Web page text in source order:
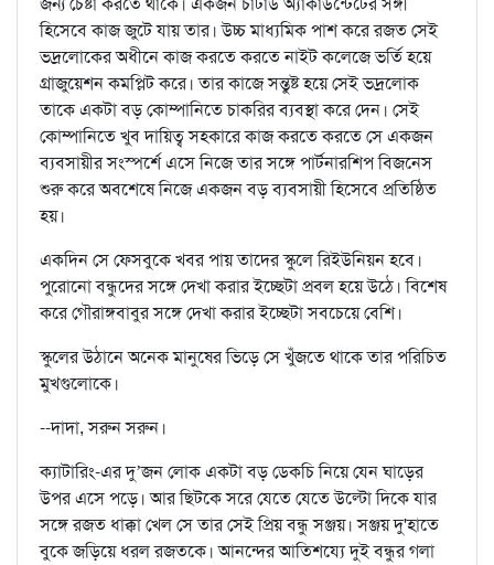
হিসেবে কাজ জুটে যায় তার। উচ্চ মাধ্যমিক পাশ করে রজত সেই
ভদ্রলোকের অধীনে কাজ করতে করতে নাইট কলেজে ভর্তি হয়ে
গ্রাজুয়েশন কমপ্লিট করে। তার কাজে সন্তুষ্ট হয়ে সেই ভদ্রলোক
তাকে একটা বড় কোম্পানিতে চাকরির ব্যবস্থা করে দেন। সেই
কোম্পানিতে খুব দায়িত্ব সহকারে কাজ করতে করতে সে একজন
ব্যবসায়ীর সংস্পর্শে এসে নিজে তার সঙ্গে পার্টনারশিপ বিজনেস
শুরু করে অবশেষে নিজে একজন বড় ব্যবসায়ী হিসেবে প্রতিষ্ঠিত
হয়।
একদিন সে ফেসবুকে খবর পায় তাদের স্কুলে রিইউনিয়ন হবে।
পুরোনো বন্ধুদের সঙ্গে দেখা করার ইচ্ছেটা প্রবল হয়ে উঠে। বিশেষ
করে গৌরাঙ্গবাবুর সঙ্গে দেখা করার ইচ্ছেটা সবচেয়ে বেশি।
স্কুলের উঠানে অনেক মানুষের ভিড়ে সে খুঁজতে থাকে তার পরিচিত
মুখগুলোকে।
--দাদা, সরুন সরুন।
ক্যাটারিং-এর দু’জন লোক একটা বড় ডেকচি নিয়ে যেন ঘাড়ের
উপর এসে পড়ে। আর ছিটকে সরে যেতে যেতে উল্টো দিকে যার
সঙ্গে রজত ধাক্কা খেল সে তার সেই প্রিয় বন্ধু সঞ্জয়। সঞ্জয় দু'হাতে
বুকে জড়িয়ে ধরল রজতকে। আনন্দের আতিশয্যে দুই বন্ধুর গলা